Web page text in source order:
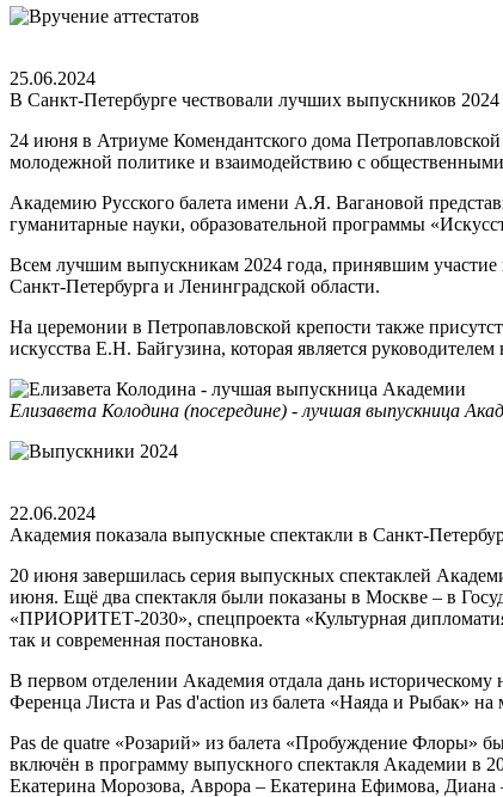
25.06.2024
В Санкт-Петербурге чествовали лучших выпускников 2024
24 июня в Атриуме Комендантского дома
молодежной политике и взаимодействию с
Академию Русского балета имени А.Я. Вагановой
гуманитарные науки, образовательной программы
Всем лучшим выпускникам 2024 года, принявшим участие
Санкт-Петербурга и Ленинградской области.
На церемонии в Петропавловской крепости также
искусства Е.Н. Байгузина, которая является
Елизавета Колодина (посередине) - лучшая выпускница
22.06.2024
Академия показала выпускные спектакли в Санкт-
20 июня завершилась серия выпускных спектаклей
июня. Ещё два спектакля были показаны в Москве – в
«ПРИОРИТЕТ-2030», спецпроекта «Культурная дипломатия
так и современная постановка.
В первом отделении Академия отдала дань
Ференца Листа и Pas d'action из балета «Наяда и Рыбак»
Pas de quatre «Розарий» из балета «Пробуждение Флоры»
включён в программу выпускного спектакля Академии в
Екатерина Морозова, Аврора – Екатерина Ефимова,